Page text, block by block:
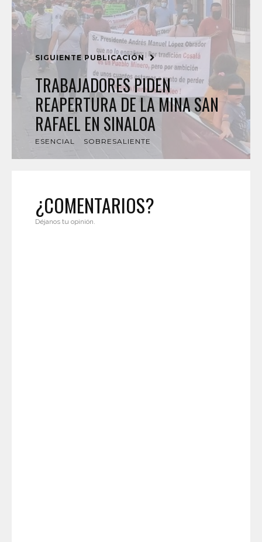
SIGUIENTE PUBLICACIÓN
TRABAJADORES PIDEN
REAPERTURA DE LA MINA SAN
RAFAEL EN SINALOA
ESENCIAL SOBRESALIENTE
¿COMENTARIOS?
Déjanos tu opinión.